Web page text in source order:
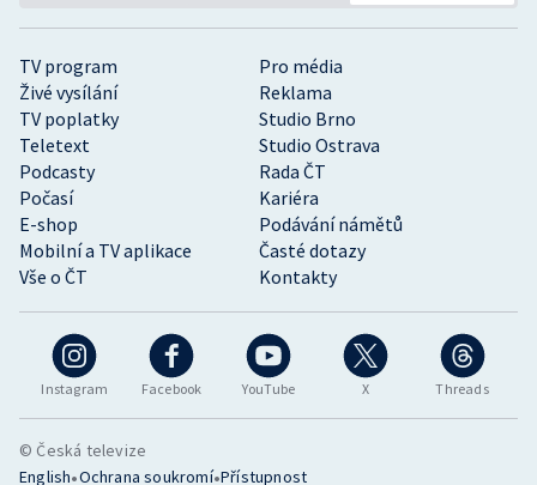
Instagram Facebook YouTube X Threads
TV program
Pro média
Živé vysílání
Reklama
TV poplatky
Studio Brno
Teletext
Studio Ostrava
Podcasty
Rada ČT
Počasí
Kariéra
E-shop
Podávání námětů
Mobilní a TV aplikace
Časté dotazy
Vše o ČT
Kontakty
© Česká televize
English•Ochrana soukromí•Přístupnost